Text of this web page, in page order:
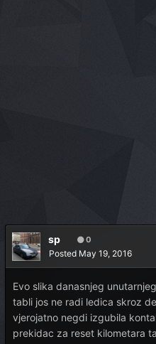
sp 0
Posted May 19, 2016
Evo slika danasnjeg
tabli jos ne radi ledica skroz
vjerojatno negdi izgubila
prekidac za reset kilometara